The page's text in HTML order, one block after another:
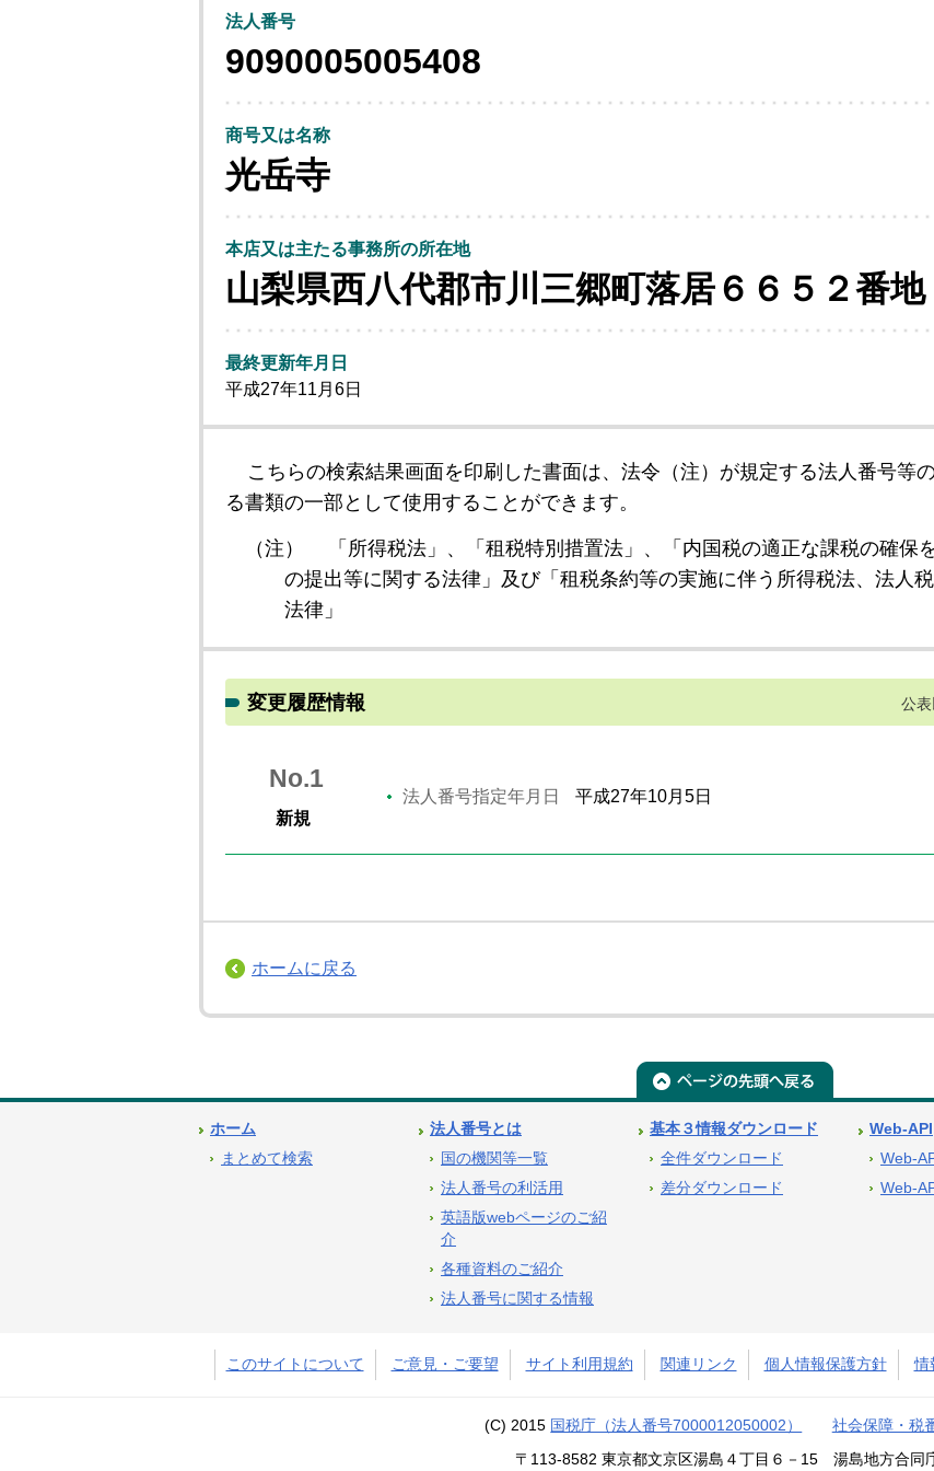
法人番号
9090005005408
商号又は名称
光岳寺
本店又は主たる事務所の所在地
山梨県西八代郡市川三郷町落居６６５２番地
最終更新年月日
平成27年11月6日
こちらの検索結果画面を印刷した書面は、法令（注）が規定する法人番号等
る書類の一部として使用することができます。
（注）
「所得税法」、「租税特別措置法」、「内国税の適正な課税の確保
の提出等に関する法律」及び「租税条約等の実施に伴う所得税法、法人
法律」
変更履歴情報 公表
No.1
新規
法人番号指定年月日 平成27年10月5日
ホームに戻る
ホーム
まとめて検索
法人番号とは
国の機関等一覧
法人番号の利活用
英語版webページのご紹
介
各種資料のご紹介
法人番号に関する情報
基本３情報ダウンロード
全件ダウンロード
差分ダウンロード
Web-API
Web-
Web-
このサイトについて ご意見・ご要望 サイト利用規約 関連リンク 個人情報保護方針 情
(C) 2015 国税庁（法人番号7000012050002） 社会保障・税
〒113-8582 東京都文京区湯島４丁目６－15 湯島地方合同